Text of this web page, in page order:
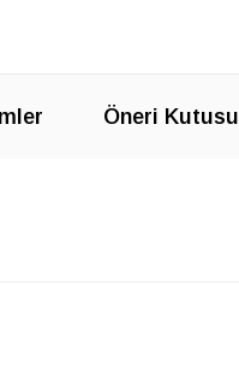
Öneri Kutusu